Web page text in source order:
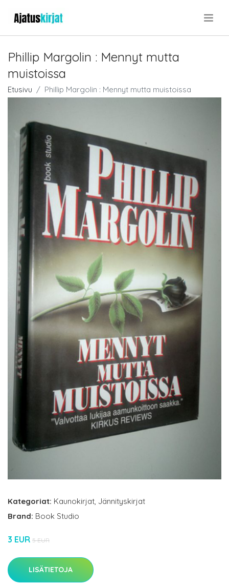
Phillip Margolin : Mennyt mutta
muistoissa
Etusivu Phillip Margolin : Mennyt mutta muistoissa
Kategoriat: Kaunokirjat, Jännityskirjat
Brand: Book Studio
3 EUR 5 EUR
LISÄTIETOJA